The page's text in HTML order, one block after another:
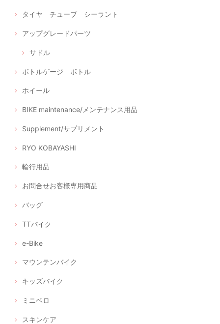
タイヤ チューブ シーラント
アップグレードパーツ
サドル
ボトルゲージ ボトル
ホイール
BIKE maintenance/メンテナンス用品
Supplement/サプリメント
RYO KOBAYASHI
輪行用品
お問合せお客様専用商品
バッグ
TTバイク
e-Bike
マウンテンバイク
キッズバイク
ミニベロ
スキンケア